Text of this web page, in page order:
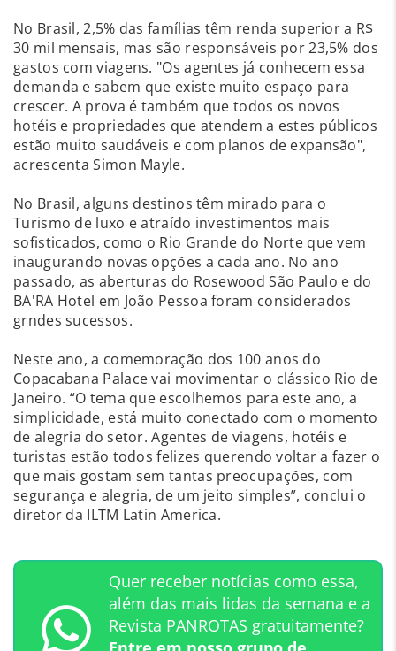
No Brasil, 2,5% das famílias têm renda superior a R$
30 mil mensais, mas são responsáveis por 23,5% dos
gastos com viagens. "Os agentes já conhecem essa
demanda e sabem que existe muito espaço para
crescer. A prova é também que todos os novos
hotéis e propriedades que atendem a estes públicos
estão muito saudáveis e com planos de expansão",
acrescenta Simon Mayle.
No Brasil, alguns destinos têm mirado para o
Turismo de luxo e atraído investimentos mais
sofisticados, como o Rio Grande do Norte que vem
inaugurando novas opções a cada ano. No ano
passado, as aberturas do Rosewood São Paulo e do
BA'RA Hotel em João Pessoa foram considerados
grndes sucessos.
Neste ano, a comemoração dos 100 anos do
Copacabana Palace vai movimentar o clássico Rio de
Janeiro. “O tema que escolhemos para este ano, a
simplicidade, está muito conectado com o momento
de alegria do setor. Agentes de viagens, hotéis e
turistas estão todos felizes querendo voltar a fazer o
que mais gostam sem tantas preocupações, com
segurança e alegria, de um jeito simples”, conclui o
diretor da ILTM Latin America.
Quer receber notícias como essa,
além das mais lidas da semana e a
Revista PANROTAS gratuitamente?